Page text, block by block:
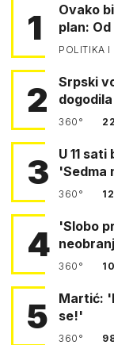
1
Ovako
plan:
POLITIKA I
2
Srpski
360°
3
U 11 sati bili su pred
'Sedma
360°
4
'Slobo
360°
5
Martić:
se!'
360°